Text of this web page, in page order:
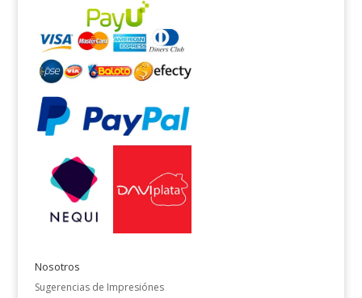
Nosotros
Sugerencias de Impresiónes